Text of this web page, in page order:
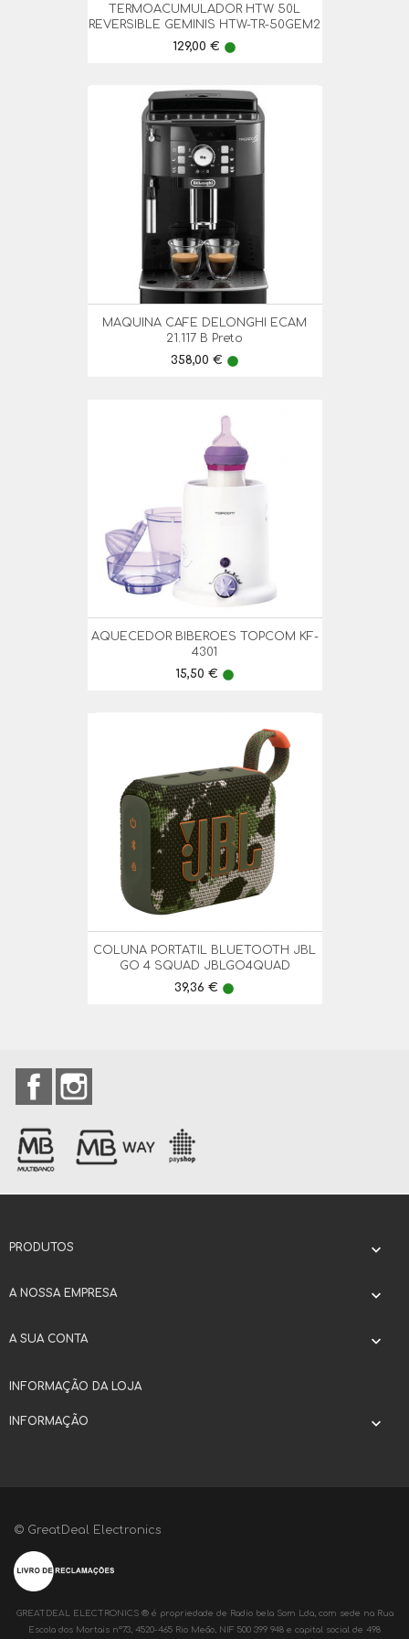
TERMOACUMULADOR HTW 50L
REVERSIBLE GEMINIS HTW-TR-50GEM2
Preço
129,00 € lens
MAQUINA CAFE DELONGHI ECAM
21.117 B Preto
Preço
358,00 € lens
AQUECEDOR BIBEROES TOPCOM KF-
4301
Preço
15,50 € lens
COLUNA PORTATIL BLUETOOTH JBL
GO 4 SQUAD JBLGO4QUAD
Preço
39,36 € lens
Facebook
PRODUTOS 
A NOSSA EMPRESA 
A SUA CONTA 
INFORMAÇÃO DA LOJA
INFORMAÇÃO 
© GreatDeal Electronics
GREATDEAL ELECTRONICS ® é propriedade de Radio bela Som Lda, com sede na Rua
Escola dos Mortais nº73, 4520-465 Rio Meão, NIF 500 399 948 e capital social de 498